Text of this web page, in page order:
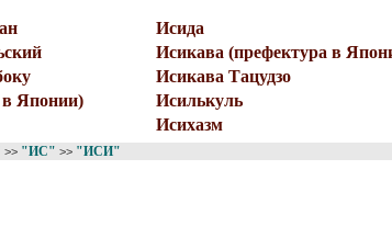
Исида
Исикава (префектура в
Исикава Тацудзо
в Японии)
Исилькуль
Исихазм
>> "ИС" >> "ИСИ"